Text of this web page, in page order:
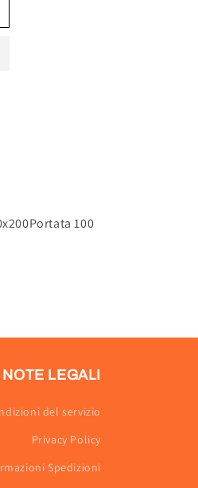
100
NOTE LEGALI
del servizio
Privacy Policy
Spedizioni